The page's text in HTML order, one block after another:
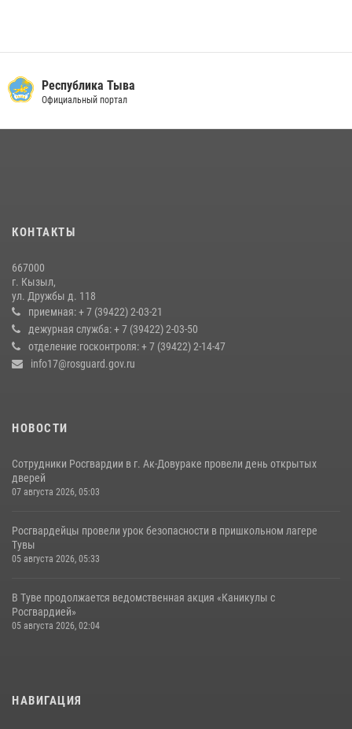
Республика Тыва
Официальный портал
КОНТАКТЫ
667000
г. Кызыл,
ул. Дружбы д. 118
приемная: + 7 (39422) 2-03-21
дежурная служба: + 7 (39422) 2-03-50
отделение госконтроля: + 7 (39422) 2-14-47
info17@rosguard.gov.ru
НОВОСТИ
Сотрудники Росгвардии в г. Ак-Довураке провели день открытых
дверей
07 августа 2026, 05:03
Росгвардейцы провели урок безопасности в пришкольном лагере
Тувы
05 августа 2026, 05:33
В Туве продолжается ведомственная акция «Каникулы с
Росгвардией»
05 августа 2026, 02:04
НАВИГАЦИЯ